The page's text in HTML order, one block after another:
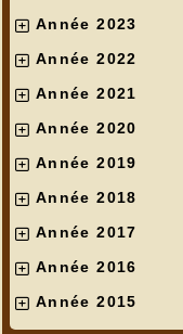
Année 2023
Année 2022
Année 2021
Année 2020
Année 2019
Année 2018
Année 2017
Année 2016
Année 2015